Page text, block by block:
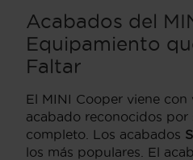
Acabados del
Equipamiento
Faltar
El MINI Cooper viene con
acabado reconocidos
completo. Los acabados
los más populares. El